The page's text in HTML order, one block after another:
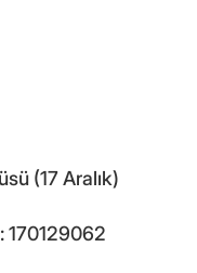
(17 Aralık)
170129062